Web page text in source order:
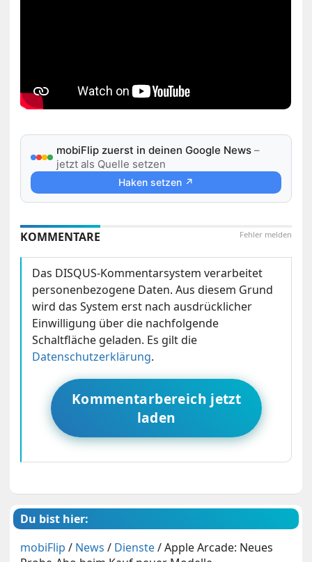
mobiFlip zuerst in deinen Google News –
jetzt als Quelle setzen
Haken setzen ↗
Fehler melden
KOMMENTARE
Das DISQUS-Kommentarsystem verarbeitet
personenbezogene Daten. Aus diesem Grund
wird das System erst nach ausdrücklicher
Einwilligung über die nachfolgende
Schaltfläche geladen. Es gilt die
Datenschutzerklärung.
Kommentarbereich jetzt
laden
Du bist hier:
mobiFlip / News / Dienste/Apple Arcade: Neues